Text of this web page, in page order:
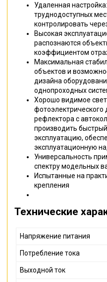
Удаленная
труднодоступных
контролировать
Высокая
распознаются
коэффициентом
Максимальная
объектов и
дизайна
однопроходных
Хорошо видимое
фотоэлектрического
рефлектора с
производить
эксплуатацию,
эксплуатационную
Универсальность
спектру модельных
Испытанные на
крепления
Технические
Напряжение питания
Потребление тока
Выходной ток